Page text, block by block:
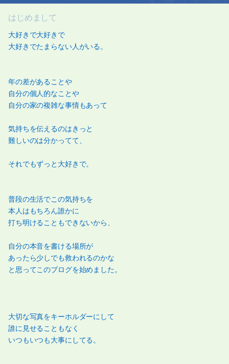
はじめまして
大好きで大好きで
大好きでたまらない人がいる。
年の差があることや
自分の個人的なことや
自分の家の複雑な事情もあって
気持ちを伝えるのはきっと
難しいのは分かってて、
それでもずっと大好きで。
普段の生活でこの気持ちを
本人はもちろん誰かに
打ち明けることもできないから、
自分の本音を書ける場所が
あったら少しでも救われるのかな
と思ってこのブログを始めました。
大切な写真をキーホルダーにして
誰に見せることもなく
いつもいつも大事にしてる。